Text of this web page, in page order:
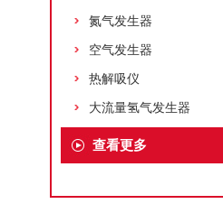
氮气发生器
空气发生器
热解吸仪
大流量氢气发生器
查看更多